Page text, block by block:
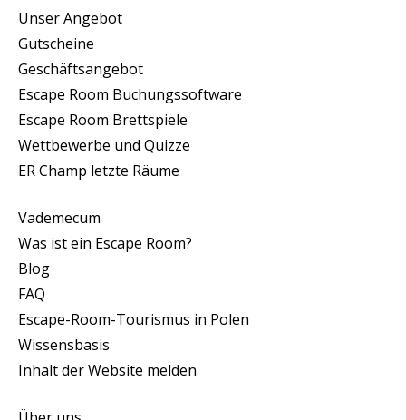
Unser Angebot
Gutscheine
Geschäftsangebot
Escape Room Buchungssoftware
Escape Room Brettspiele
Wettbewerbe und Quizze
ER Champ letzte Räume
Vademecum
Was ist ein Escape Room?
Blog
FAQ
Escape-Room-Tourismus in Polen
Wissensbasis
Inhalt der Website melden